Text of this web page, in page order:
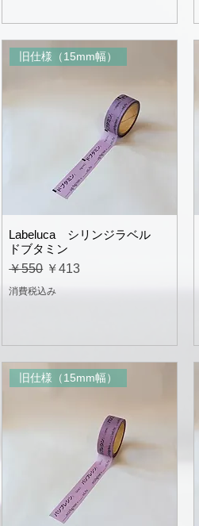
旧仕様（15mm幅）
Labeluca シリンジラベル
ドブタミン
通常価格
￥550 セール価格
￥413
消費税込み
旧仕様（15mm幅）